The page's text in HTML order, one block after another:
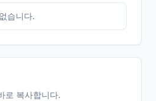
습니다.
로 복사합니다.